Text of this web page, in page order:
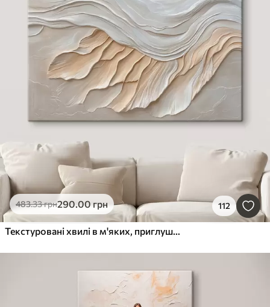
483.33грн290.00грн 112
Текстуровані хвилі в м'яких, приглушених тонах